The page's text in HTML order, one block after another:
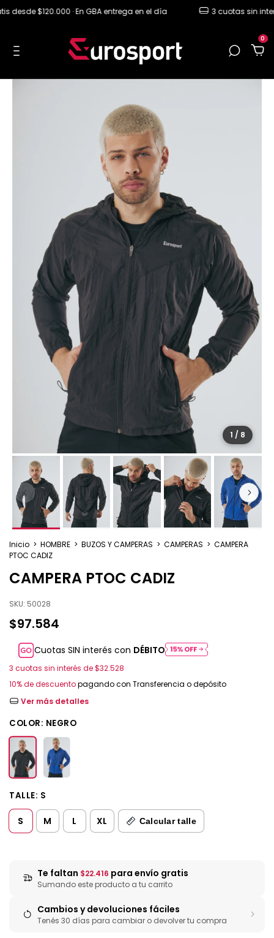
$120.000 · En GBA entrega en el día 3 cuotas sin interés
0
1 / 8
Inicio > HOMBRE > BUZOS Y CAMPERAS > CAMPERAS > CAMPERA
PTOC CADIZ
CAMPERA PTOC CADIZ
SKU: 50028
$97.584
Cuotas SIN interés con DÉBITO
3 cuotas sin interés de$32.528
10% de descuentopagando con Transferencia o depósito
Ver más detalles
COLOR: NEGRO
TALLE: S
S M L XL Calcular talle
Te faltan $22.416 para envío gratis
Sumando este producto a tu carrito
Cambios y devoluciones fáciles
Tenés 30 días para cambiar o devolver tu compra